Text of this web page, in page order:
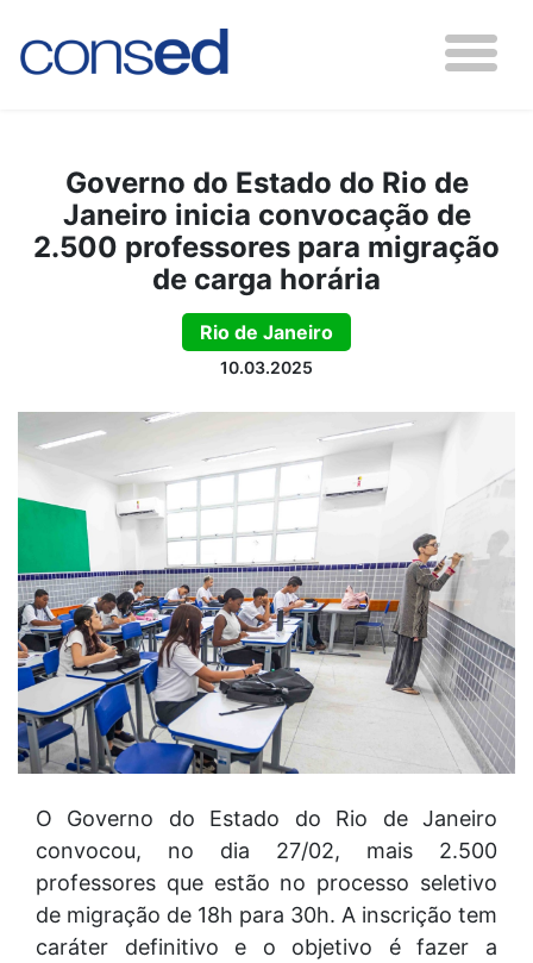
Governo do Estado do Rio de
Janeiro inicia convocação de
2.500 professores para migração
de carga horária
Rio de Janeiro
10.03.2025
O Governo do Estado do Rio de Janeiro
convocou, no dia 27/02, mais 2.500
professores que estão no processo seletivo
de migração de 18h para 30h. A inscrição tem
caráter definitivo e o objetivo é fazer a